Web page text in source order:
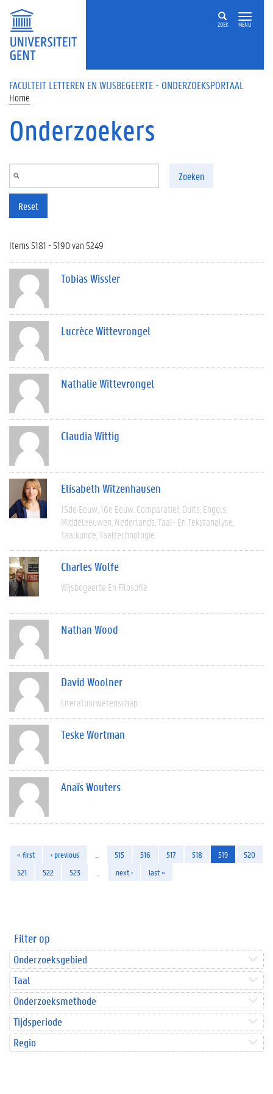
Overslaan en naar de inhoud gaan
ZOEK MENU
FACULTEIT LETTEREN EN WIJSBEGEERTE - ONDERZOEKSPORTAAL
Home
Onderzoekers
Zoeken
Reset
Items 5181 - 5190 van 5249
Tobias Wissler
Lucrèce Wittevrongel
Nathalie Wittevrongel
Claudia Wittig
Elisabeth Witzenhausen
15de Eeuw 16e Eeuw Comparatief Duits Engels
Middeleeuwen Nederlands Taal- En Tekstanalyse
Taalkunde Taaltechnologie
Charles Wolfe
Wijsbegeerte En Filosofie
Nathan Wood
David Woolner
Literatuurwetenschap
Teske Wortman
Anaïs Wouters
« first ‹ previous 515 516 517 518 519
520
521
522 523 next › last »
Filter op
Onderzoeksgebied
Taal
Onderzoeksmethode
Tijdsperiode
Regio